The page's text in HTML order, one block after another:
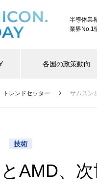
半導体業
業界No.1
各国の政策動向
トレンドセッター サムスン
技術
AMD、